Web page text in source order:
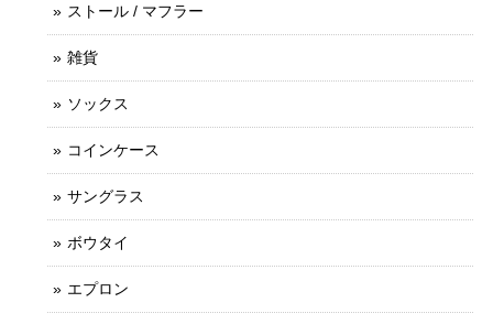
ストール / マフラー
雑貨
ソックス
コインケース
サングラス
ボウタイ
エプロン